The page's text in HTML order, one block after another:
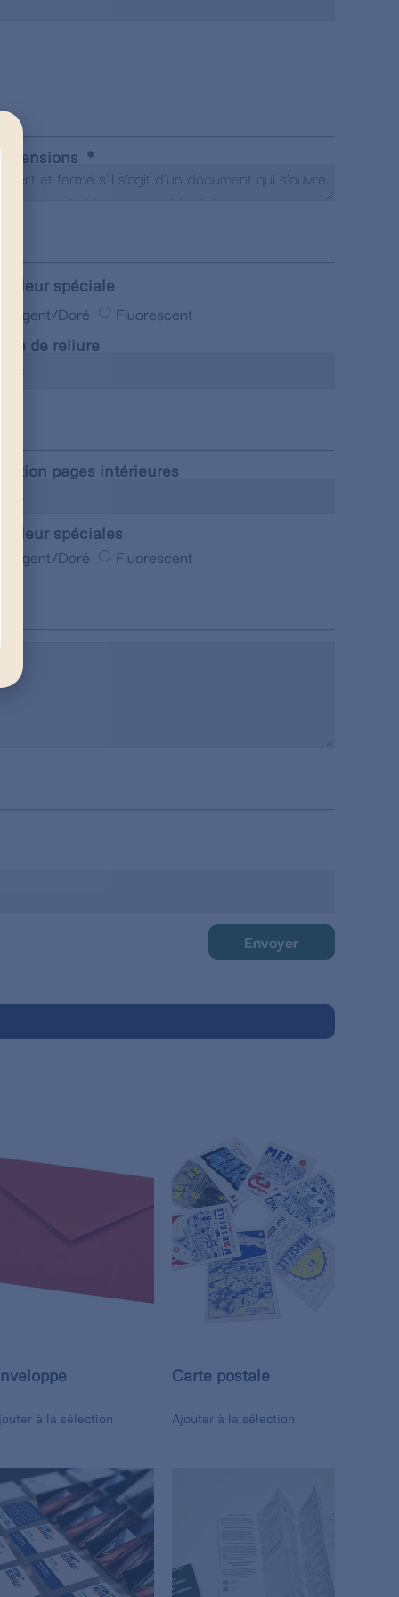
spéciale
Argent/Doré Fluorescent
de reliure
pages intérieures
spéciales
Argent/Doré Fluorescent
Envoyer
à la sélection
Carte postale
Ajouter à la sélection